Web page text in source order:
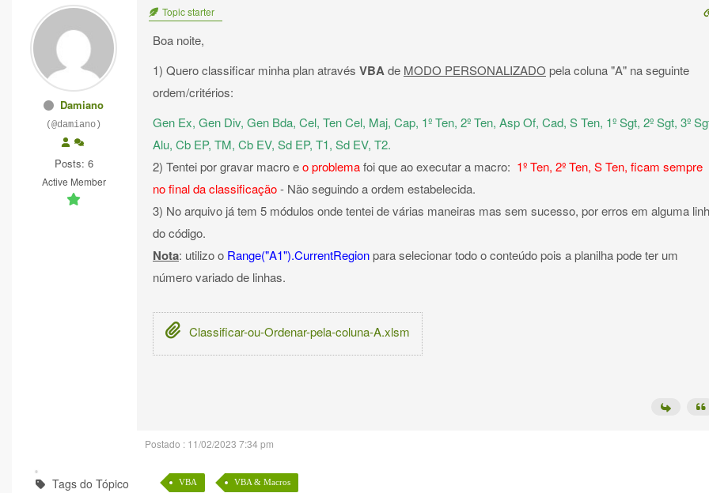
Damiano
(@damiano)
Posts: 6
Active Member
Topic starter
Boa noite,
1) Quero classificar minha plan através VBAde MODO PERSONALIZADO pela coluna "A" na seguinte
ordem/critérios:
Gen Ex, Gen Div, Gen Bda, Cel, Ten Cel, Maj, Cap, 1º Ten, 2º Ten, Asp Of, Cad, S Ten, 1º Sgt, 2º Sgt, 3º
Alu, Cb EP, TM, Cb EV, Sd EP, T1, Sd EV, T2.
2) Tentei por gravar macro eo problemafoi que ao executar a macro: 1º Ten, 2º Ten, S Ten, ficam sempre
no final da classificação- Não seguindo a ordem estabelecida.
3) No arquivo já tem 5 módulos onde tentei de várias maneiras mas sem sucesso, por erros em alguma
do código.
Nota: utilizo o Range("A1").CurrentRegionpara selecionar todo o conteúdo pois a planilha pode ter um
número variado de linhas.
Classificar-ou-Ordenar-pela-coluna-A.xlsm
Postado : 11/02/2023 7:34 pm
Tags do Tópico VBA VBA & Macros